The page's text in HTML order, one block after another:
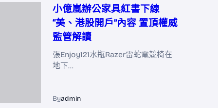
小億嵐辦公家具紅書下線
“美、港股開戶”內容 置頂權威
監管解讀
張Enjoy121水瓶Razer雷蛇電競椅在
地下…
Byadmin